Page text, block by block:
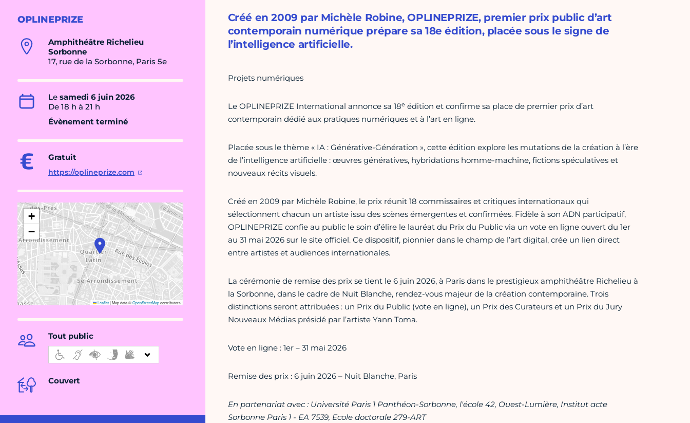
OPLINEPRIZE
Amphithéâtre Richelieu
Sorbonne
17, rue de la Sorbonne, Paris 5e
Le samedi 6 juin 2026
De 18 h à 21 h
Évènement terminé
Gratuit
https://oplineprize.com
+
−
Leaflet|Map data ©OpenStreetMapcontributors
Tout public
Couvert
Créé en 2009 par Michèle Robine, OPLINEPRIZE, premier prix public d’art
contemporain numérique prépare sa 18e édition, placée sous le signe de
l’intelligence artificielle.
Projets numériques
Le OPLINEPRIZE International annonce sa 18e édition et confirme sa place de premier prix d’art
contemporain dédié aux pratiques numériques et à l’art en ligne.
Placée sous le thème « IA : Générative-Génération », cette édition explore les mutations de la création à l’ère
de l’intelligence artificielle : œuvres génératives, hybridations homme-machine, fictions spéculatives et
nouveaux récits visuels.
Créé en 2009 par Michèle Robine, le prix réunit 18 commissaires et critiques internationaux qui
sélectionnent chacun un artiste issu des scènes émergentes et confirmées. Fidèle à son ADN participatif,
OPLINEPRIZE confie au public le soin d’élire le lauréat du Prix du Public via un vote en ligne ouvert du 1er
au 31 mai 2026 sur le site officiel. Ce dispositif, pionnier dans le champ de l’art digital, crée un lien direct
entre artistes et audiences internationales.
La cérémonie de remise des prix se tient le 6 juin 2026, à Paris dans le prestigieux amphithéâtre Richelieu à
la Sorbonne, dans le cadre de Nuit Blanche, rendez-vous majeur de la création contemporaine. Trois
distinctions seront attribuées : un Prix du Public (vote en ligne), un Prix des Curateurs et un Prix du Jury
Nouveaux Médias présidé par l’artiste Yann Toma.
Vote en ligne : 1er – 31 mai 2026
Remise des prix : 6 juin 2026 – Nuit Blanche, Paris
En partenariat avec : Université Paris 1 Panthéon-Sorbonne, l'école 42, Ouest-Lumière, Institut acte
Sorbonne Paris 1 - EA 7539, Ecole doctorale 279-ART